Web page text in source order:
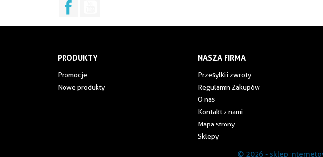
PRODUKTY
Promocje
Nowe produkty
NASZA FIRMA
Przesyłki i zwroty
Regulamin Zakupów
O nas
Kontakt z nami
Mapa strony
Sklepy
© 2026 - sklep